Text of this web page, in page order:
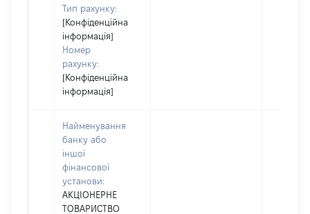
Тип рахунку:
[Конфіденційна
інформація]
Номер
рахунку:
[Конфіденційна
інформація]
Найменування
банку або
іншої
фінансової
установи:
АКЦІОНЕРНЕ
ТОВАРИСТВО